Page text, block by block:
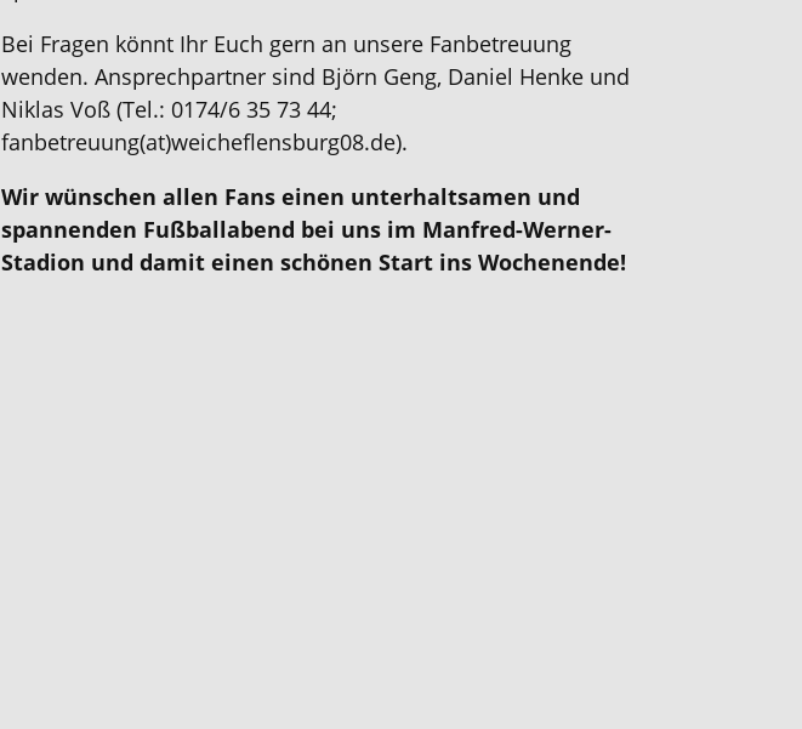
Bei Fragen könnt Ihr Euch gern an unsere Fanbetreuung
wenden. Ansprechpartner sind Björn Geng, Daniel Henke und
Niklas Voß (Tel.: 0174/6 35 73 44;
fanbetreuung(at)weicheflensburg08.de).
Wir wünschen allen Fans einen unterhaltsamen und
spannenden Fußballabend bei uns im Manfred-Werner-
Stadion und damit einen schönen Start ins Wochenende!